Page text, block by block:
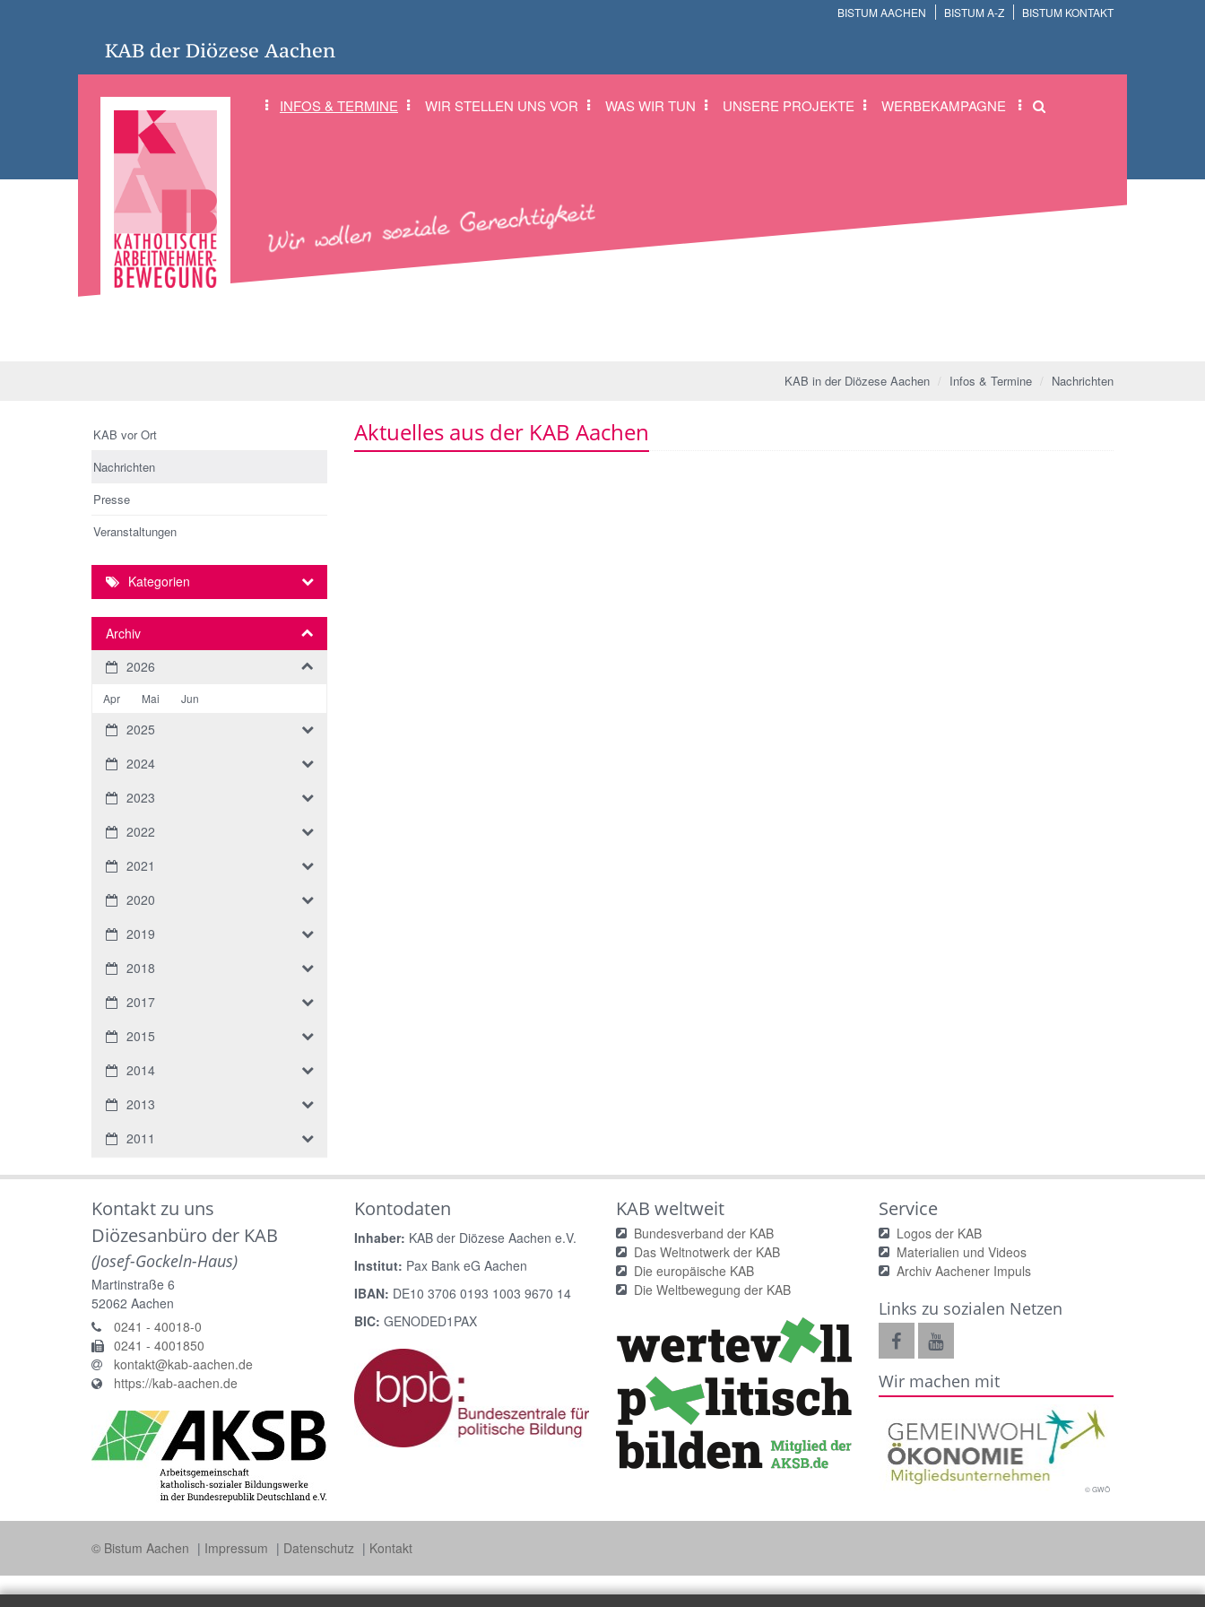
BISTUM AACHEN BISTUM A-Z BISTUM KONTAKT
KAB der Diözese Aachen
INFOS & TERMINE WIR STELLEN UNS VOR WAS WIR TUN UNSERE PROJEKTE WERBEKAMPAGNE
KAB in der Diözese Aachen Infos & Termine Nachrichten
Aktuelles aus der KAB Aachen
KAB vor Ort
Nachrichten
Presse
Veranstaltungen
Kategorien
Archiv
2026
Apr Mai Jun
2025
2024
2023
2022
2021
2020
2019
2018
2017
2015
2014
2013
2011
Kontakt zu uns
Diözesanbüro der KAB
(Josef-Gockeln-Haus)
Martinstraße 6
52062 Aachen
0241 - 40018-0
0241 - 4001850
kontakt@kab-aachen.de
https://kab-aachen.de
Kontodaten
Inhaber: KAB der Diözese Aachen e.V.
Institut: Pax Bank eG Aachen
IBAN: DE10 3706 0193 1003 9670 14
BIC: GENODED1PAX
KAB weltweit
Bundesverband der KAB
Das Weltnotwerk der KAB
Die europäische KAB
Die Weltbewegung der KAB
Service
Logos der KAB
Materialien und Videos
Archiv Aachener Impuls
Links zu sozialen Netzen
Wir machen mit
© GWÖ
© Bistum Aachen Impressum Datenschutz Kontakt